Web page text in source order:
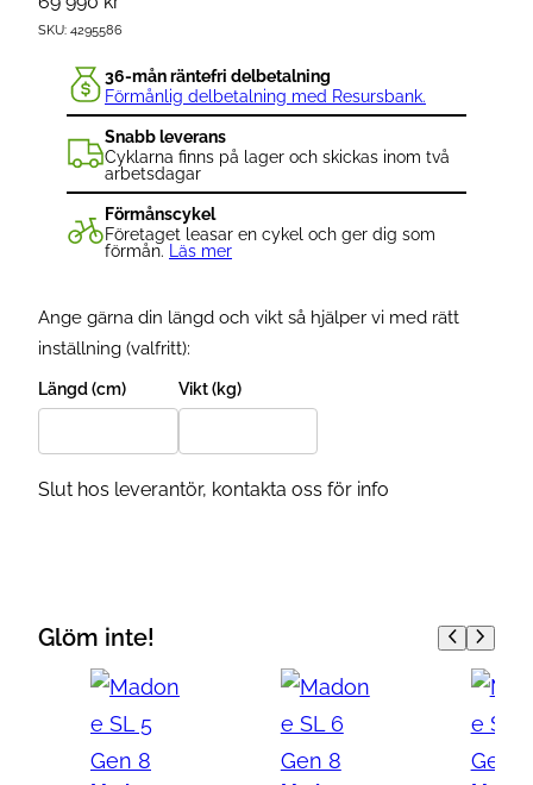
SKU: 4295586
36-mån räntefri delbetalning
Förmånlig delbetalning med Resursbank.
Snabb leverans
Cyklarna finns på lager och skickas inom två
arbetsdagar
Förmånscykel
Företaget leasar en cykel och ger dig som
förmån.
Läs mer
Ange gärna din längd och vikt så hjälper vi med rätt
inställning (valfritt):
Längd (cm) Vikt (kg)
Slut hos leverantör, kontakta oss för info
Glöm inte!